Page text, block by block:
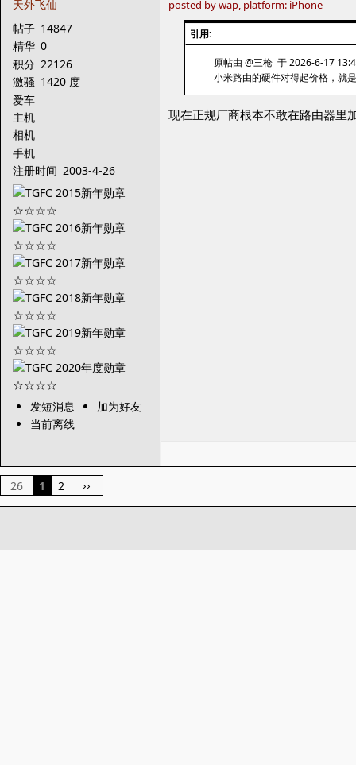
天外飞仙
帖子 14847
精华 0
积分 22126
激骚 1420 度
爱车
主机
相机
手机
注册时间 2003-4-26
发短消息
加为好友
当前离线
posted by wap, platform: iPhone
引用:
原帖由 @三枪 于 2026-6-17
小米路由的硬件对得起价格，就
现在正规厂商根本不敢在路由器里
26 1 2 ››